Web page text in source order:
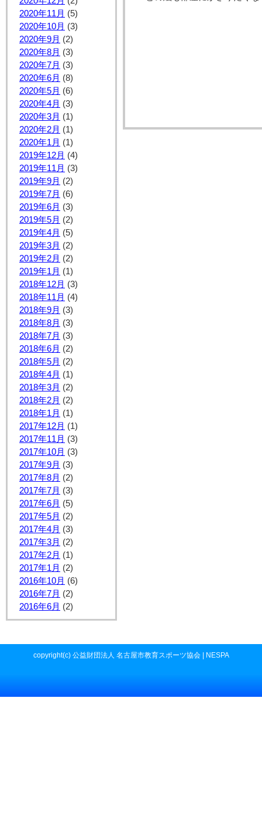
2020年11月 (5)
2020年10月 (3)
2020年9月 (2)
2020年8月 (3)
2020年7月 (3)
2020年6月 (8)
2020年5月 (6)
2020年4月 (3)
2020年3月 (1)
2020年2月 (1)
2020年1月 (1)
2019年12月 (4)
2019年11月 (3)
2019年9月 (2)
2019年7月 (6)
2019年6月 (3)
2019年5月 (2)
2019年4月 (5)
2019年3月 (2)
2019年2月 (2)
2019年1月 (1)
2018年12月 (3)
2018年11月 (4)
2018年9月 (3)
2018年8月 (3)
2018年7月 (3)
2018年6月 (2)
2018年5月 (2)
2018年4月 (1)
2018年3月 (2)
2018年2月 (2)
2018年1月 (1)
2017年12月 (1)
2017年11月 (3)
2017年10月 (3)
2017年9月 (3)
2017年8月 (2)
2017年7月 (3)
2017年6月 (5)
2017年5月 (2)
2017年4月 (3)
2017年3月 (2)
2017年2月 (1)
2017年1月 (2)
2016年10月 (6)
2016年7月 (2)
2016年6月 (2)
copyright(c) 公益財団法人 名古屋市教育スポーツ協会 | NESPA